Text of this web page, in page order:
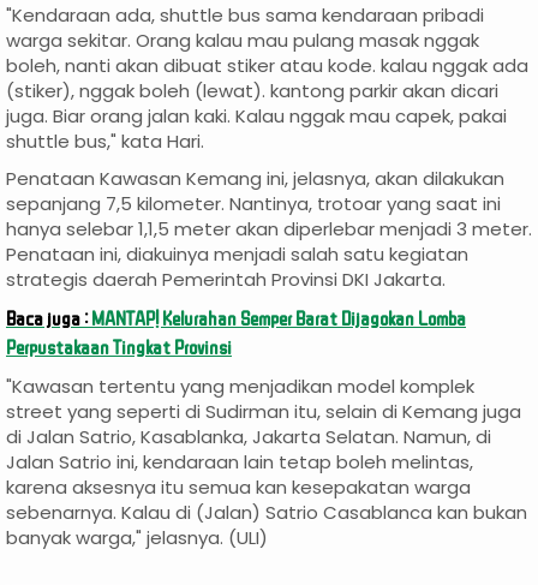
"Kendaraan ada, shuttle bus sama kendaraan pribadi
warga sekitar. Orang kalau mau pulang masak nggak
boleh, nanti akan dibuat stiker atau kode. kalau nggak ada
(stiker), nggak boleh (lewat). kantong parkir akan dicari
juga. Biar orang jalan kaki. Kalau nggak mau capek, pakai
shuttle bus," kata Hari.
Penataan Kawasan Kemang ini, jelasnya, akan dilakukan
sepanjang 7,5 kilometer. Nantinya, trotoar yang saat ini
hanya selebar 1,1,5 meter akan diperlebar menjadi 3 meter.
Penataan ini, diakuinya menjadi salah satu kegiatan
strategis daerah Pemerintah Provinsi DKI Jakarta.
Baca juga :MANTAP! Kelurahan Semper Barat Dijagokan Lomba
Perpustakaan Tingkat Provinsi
"Kawasan tertentu yang menjadikan model komplek
street yang seperti di Sudirman itu, selain di Kemang juga
di Jalan Satrio, Kasablanka, Jakarta Selatan. Namun, di
Jalan Satrio ini, kendaraan lain tetap boleh melintas,
karena aksesnya itu semua kan kesepakatan warga
sebenarnya. Kalau di (Jalan) Satrio Casablanca kan bukan
banyak warga," jelasnya. (ULI)